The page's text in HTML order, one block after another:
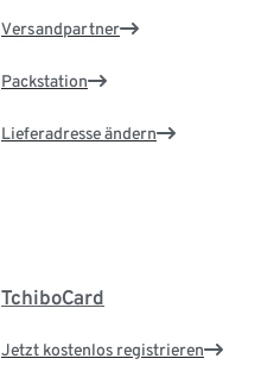
Versandpartner
Packstation
Lieferadresse ändern
TchiboCard
Jetzt kostenlos registrieren